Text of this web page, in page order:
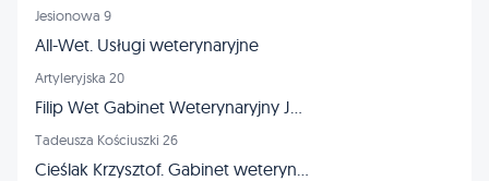
Jesionowa 9
All-Wet. Usługi weterynaryjne
Artyleryjska 20
Filip Wet Gabinet Weterynaryjny Jacek Filipowski
Tadeusza Kościuszki 26
Cieślak Krzysztof. Gabinet weterynaryjny